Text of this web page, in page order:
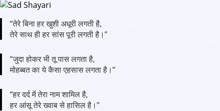
“तेरे बिना हर खुशी अधूरी लगती है,
तेरे साथ ही हर सांस पूरी लगती है।”
“जुदा होकर भी तू पास लगता है,
मोहब्बत का ये कैसा एहसास लगता है।”
“हर दर्द में तेरा नाम शामिल है,
हर आंसू तेरे ख्वाब से हासिल है।”